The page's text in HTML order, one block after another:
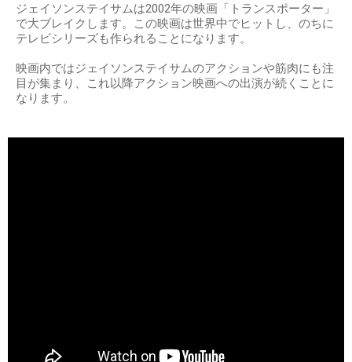
ジェイソンステイサムは2002年の映画「トランスポーター」
で大ブレイクします。この映画は世界中でヒットし、のちに
テレビシリーズも作られることになります。
映画内ではジェイソンステイサムのアクションや筋肉にも注
目が集まり、これ以降アクション映画への出演が続くことに
なります。